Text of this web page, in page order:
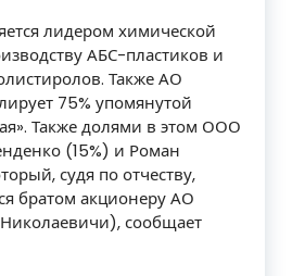
лидером химической
АБС-пластиков и
Также АО
75% упомянутой
Также долями в этом ООО
(15%) и Роман
судя по отчеству,
братом акционеру АО
сообщает